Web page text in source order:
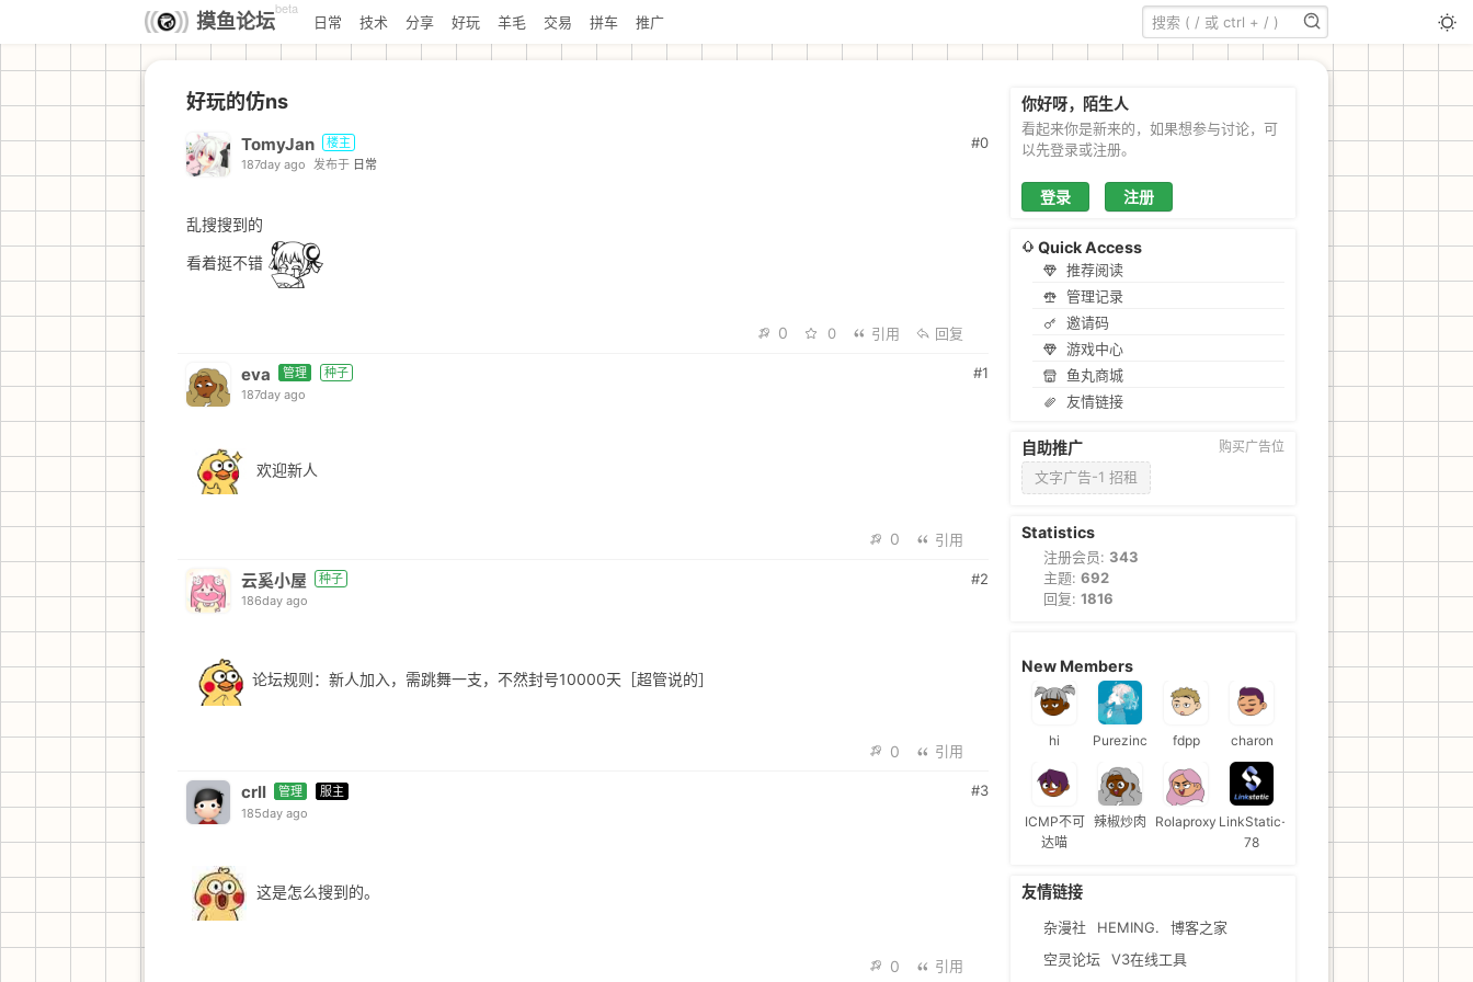
摸鱼论坛
beta
日常 技术 分享 好玩 羊毛 交易 拼车 推广
好玩的仿ns
TomyJan
楼主
187day ago
发布于 日常
#0
乱搜搜到的
看着挺不错
0 0 引用 回复
eva 管理
种子
187day ago
#1
欢迎新人
0 引用
云奚小屋
种子
186day ago
#2
论坛规则：新人加入，需跳舞一支，不然封号10000天［超管说的］
0 引用
crll 管理
服主
185day ago
#3
这是怎么搜到的。
0 引用
你好呀，陌生人
看起来你是新来的，如果想参与讨论，可
以先登录或注册。
登录 注册
Quick Access
推荐阅读
管理记录
邀请码
游戏中心
鱼丸商城
友情链接
自助推广 购买广告位
文字广告-1 招租
Statistics
注册会员: 343
主题: 692
回复: 1816
New Members
hi Purezinc fdpp charon
ICMP不可
达喵
辣椒炒肉 Rolaproxy LinkStatic-
78
友情链接
杂漫社 HEMING.
博客之家
空灵论坛
V3在线工具